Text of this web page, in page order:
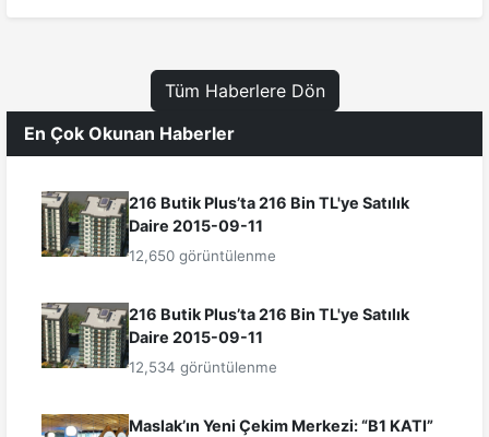
Tüm Haberlere Dön
En Çok Okunan Haberler
216 Butik Plus’ta 216 Bin TL'ye Satılık
Daire 2015-09-11
12,650 görüntülenme
216 Butik Plus’ta 216 Bin TL'ye Satılık
Daire 2015-09-11
12,534 görüntülenme
Maslak’ın Yeni Çekim Merkezi: “B1 KATI”